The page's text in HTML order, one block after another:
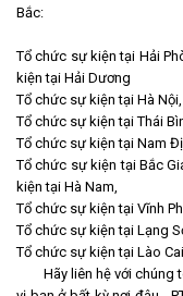
Bắc:
Tổ chức sự kiện tại Hải
kiện tại Hải Dương
Tổ chức sự kiện tại Hà
Tổ chức sự kiện tại Thái
Tổ chức sự kiện tại Nam
Tổ chức sự kiện tại Bắc
kiện tại Hà Nam,
Tổ chức sự kiện tại Vĩnh
Tổ chức sự kiện tại Lạng
Tổ chức sự kiện tại Lào
Hãy liên hệ với chúng